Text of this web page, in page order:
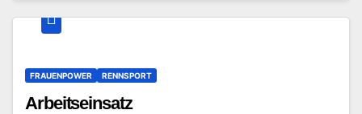
FRAUENPOWER RENNSPORT
Arbeitseinsatz